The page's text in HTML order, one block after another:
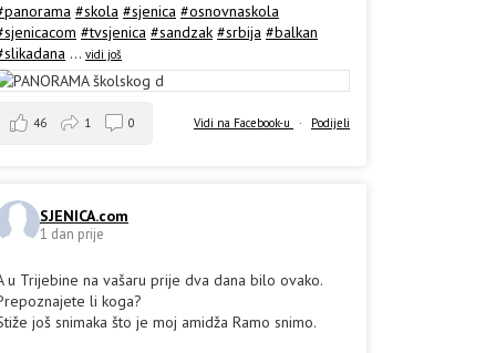
#skola #sjenica #osnovnaskola
#tvsjenica #sandzak #srbija #balkan
... vidi još
Vidi na Facebook-u · Podijeli
46 1 0
SJENICA.com
1 dan prije
u Trijebine na vašaru prije dva dana bilo ovako.
li koga?
još snimaka što je moj amidža Ramo snimo.